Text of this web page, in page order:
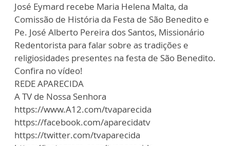
José Eymard recebe Maria Helena Malta, da
Comissão de História da Festa de São Benedito e
Pe. José Alberto Pereira dos Santos, Missionário
Redentorista para falar sobre as tradições e
religiosidades presentes na festa de São Benedito.
Confira no vídeo!
REDE APARECIDA
A TV de Nossa Senhora
https://www.A12.com/tvaparecida
https://facebook.com/aparecidatv
https://twitter.com/tvaparecida